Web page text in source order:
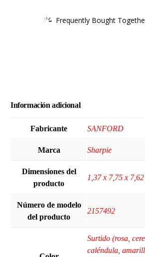
Frequently Bought
Información adicional
Fabricante ‎SANFORD
Marca ‎Sharpie
Dimensiones del
producto
‎1,37 x 7,75 x
Número de modelo
del producto
‎2157492
‎Surtido (rosa,
caléndula,